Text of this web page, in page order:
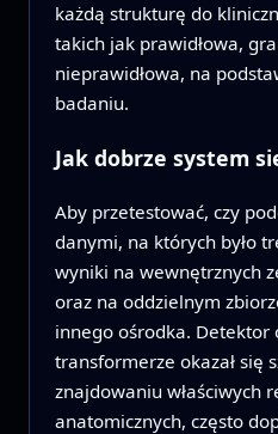
każdą strukturę do
takich jak prawidłowa,
nieprawidłowa, na
badaniu.
Jak dobrze system
Aby przetestować, czy
danymi, na których było
wyniki na wewnętrznych
oraz na oddzielnym
innego ośrodka. Detektor
transformerze okazał się
znajdowaniu właściwych
anatomicznych, często